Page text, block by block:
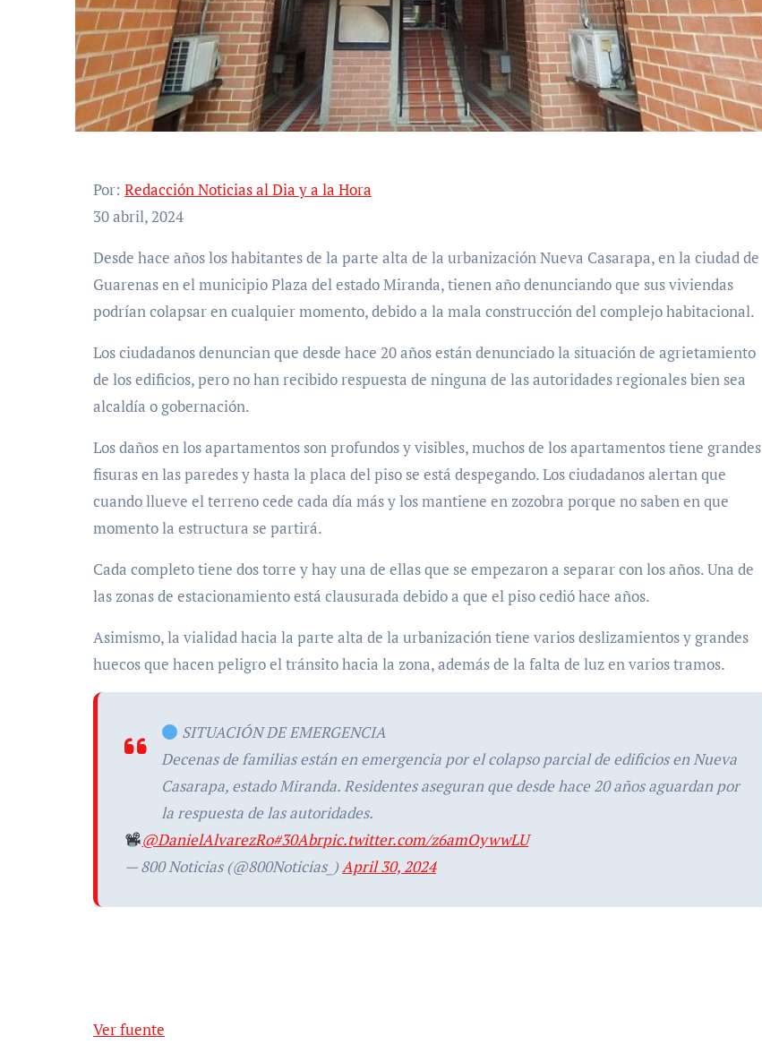
Por: Redacción Noticias al Dia y a la Hora
30 abril, 2024
Desde hace años los habitantes de la parte alta de la urbanización Nueva Casarapa, en la ciudad de
Guarenas en el municipio Plaza del estado Miranda, tienen año denunciando que sus viviendas
podrían colapsar en cualquier momento, debido a la mala construcción del complejo habitacional.
Los ciudadanos denuncian que desde hace 20 años están denunciado la situación de agrietamiento
de los edificios, pero no han recibido respuesta de ninguna de las autoridades regionales bien sea
alcaldía o gobernación.
Los daños en los apartamentos son profundos y visibles, muchos de los apartamentos tiene grandes
fisuras en las paredes y hasta la placa del piso se está despegando. Los ciudadanos alertan que
cuando llueve el terreno cede cada día más y los mantiene en zozobra porque no saben en que
momento la estructura se partirá.
Cada completo tiene dos torre y hay una de ellas que se empezaron a separar con los años. Una de
las zonas de estacionamiento está clausurada debido a que el piso cedió hace años.
Asimismo, la vialidad hacia la parte alta de la urbanización tiene varios deslizamientos y grandes
huecos que hacen peligro el tránsito hacia la zona, además de la falta de luz en varios tramos.
SITUACIÓN DE EMERGENCIA
Decenas de familias están en emergencia por el colapso parcial de edificios en Nueva
Casarapa, estado Miranda. Residentes aseguran que desde hace 20 años aguardan por
la respuesta de las autoridades.
@DanielAlvarezRo#30Abrpic.twitter.com/z6amOywwLU
— 800 Noticias (@800Noticias_)April 30, 2024
Ver fuente